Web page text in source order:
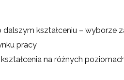
kształceniu – wyborze
pracy
na różnych